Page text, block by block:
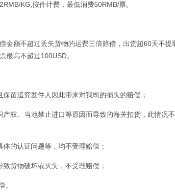
KG,按件计费，最低消费50RMB/票。
金额不超过丢失货物的运费三倍赔偿，出货超60天不
最高不超过100USD。
留追究发件人因此带来对我司的损失的赔偿；
权、当地禁止进口等原因而导致的海关扣货，此情况
的认证问题等，均不受理赔偿；
货物破坏或灭失，不受理赔偿；
。